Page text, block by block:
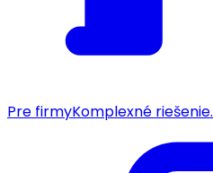
Pre firmyKomplexné riešenie.